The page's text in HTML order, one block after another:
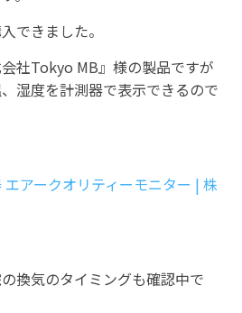
できました。
社Tokyo MB』様の製品ですが
湿度を計測器で表示できるので
アークオリティーモニター | 株
換気のタイミングも確認中で